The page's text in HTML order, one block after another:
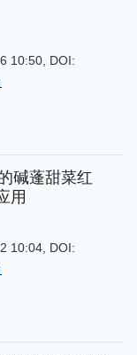
10:50 DOI:
碱蓬甜菜红
用
10:04 DOI: